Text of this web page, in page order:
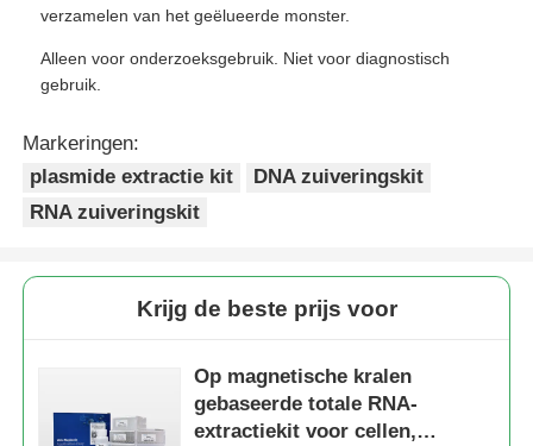
verzamelen van het geëlueerde monster.
Alleen voor onderzoeksgebruik. Niet voor diagnostisch
gebruik.
Markeringen:
plasmide extractie kit
DNA zuiveringskit
RNA zuiveringskit
Krijg de beste prijs voor
Op magnetische kralen
gebaseerde totale RNA-
extractiekit voor cellen,